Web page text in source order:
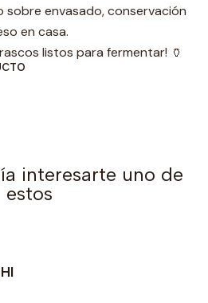
sobre envasado, conservación
en casa.
listos para fermentar! 🏺
interesarte uno de
estos